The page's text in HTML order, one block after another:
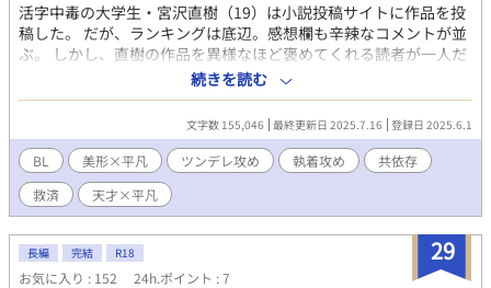
活字中毒の大学生・宮沢直樹（19）は小説投稿サイトに作品を投
稿した。 だが、ランキングは底辺。感想欄も辛辣なコメントが並
ぶ。 しかし、直樹の作品を異様なほど褒めてくれる読者が一人だ
けいた。 「しゅきしゅきしゅき！！！ 先生、マジ神ィ！結婚し
て！」 気持ち悪いほど熱狂的なコメントを残す彼の正体は、直樹
が憧れてやまない、小説界のカリスマ作家（ペンネーム・余生）
だった。 余生の正体が、自身のバイト先である喫茶店に住む青年
（16）であることを知っている直樹は、直接感想を伝えようとす
るが、彼はいつも塩対応で—— 【カリスマ１位作家×ランキング
最底辺の新人】 これは、底辺の新人作家が〝推し〟に推される、
投稿小説サイトをテーマにした救済BL！ ※この作品はフィクショ
ンです。実在するサイト、人物、作品などは一切関係……ありま
せん！！！！ ※完結済み・番外編更新中！
続きを読む
文字数 155,046 最終更新日 2025.7.16 登録日 2025.6.1
BL 美形×平凡 ツンデレ攻め 執着攻め
共依存
救済
天才×平凡
29
長編 完結 R18
お気に入り : 152 24h.ポイント : 7